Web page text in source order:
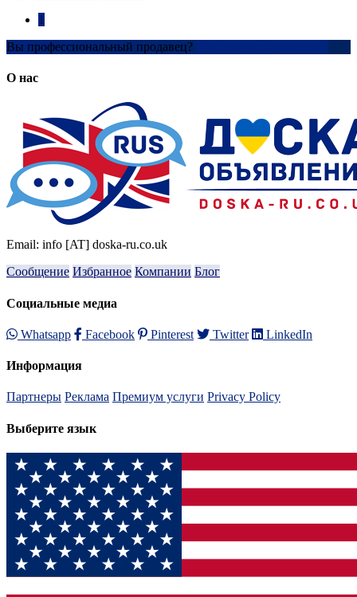
Вы профессиональный продавец?
О нас
Email: info [AT] doska-ru.co.uk
Сообщение Избранное Компании Блог
Социальные медиа
Whatsapp Facebook Pinterest Twitter LinkedIn
Информация
Партнеры Реклама Премиум услуги Privacy Policy
Выберите язык